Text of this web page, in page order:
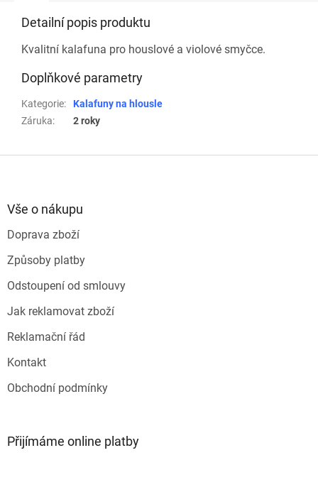
Detailní popis produktu
Kvalitní kalafuna pro houslové a violové smyčce.
Doplňkové parametry
Kategorie:
Kalafuny na hlousle
Záruka: 2 roky
Vše o nákupu
Doprava zboží
Způsoby platby
Odstoupení od smlouvy
Jak reklamovat zboží
Reklamační řád
Kontakt
Obchodní podmínky
Přijímáme online platby